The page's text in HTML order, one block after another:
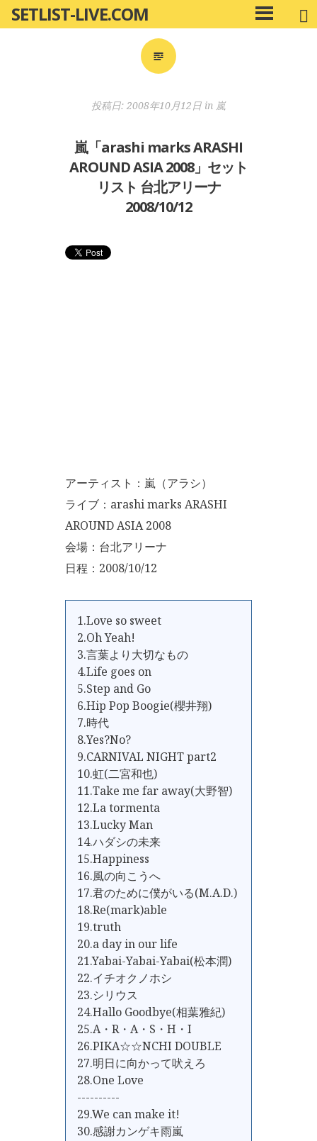
ン
SETLIST-LIVE.COM
メ
イ
投稿日: 2008年10月12日 in 嵐
嵐「arashi marks ARASHI
AROUND ASIA 2008」セット
リスト 台北アリーナ
2008/10/12
アーティスト：嵐（アラシ）
ライブ：arashi marks ARASHI
AROUND ASIA 2008
会場：台北アリーナ
日程：2008/10/12
1.Love so sweet
2.Oh Yeah!
3.言葉より大切なもの
4.Life goes on
5.Step and Go
6.Hip Pop Boogie(櫻井翔)
7.時代
8.Yes?No?
9.CARNIVAL NIGHT part2
10.虹(二宮和也)
11.Take me far away(大野智)
12.La tormenta
13.Lucky Man
14.ハダシの未来
15.Happiness
16.風の向こうへ
17.君のために僕がいる(M.A.D.)
18.Re(mark)able
19.truth
20.a day in our life
21.Yabai-Yabai-Yabai(松本潤)
22.イチオクノホシ
23.シリウス
24.Hallo Goodbye(相葉雅紀)
25.A・R・A・S・H・I
26.PIKA☆☆NCHI DOUBLE
27.明日に向かって吠えろ
28.One Love
----------
29.We can make it!
30.感謝カンゲキ雨嵐